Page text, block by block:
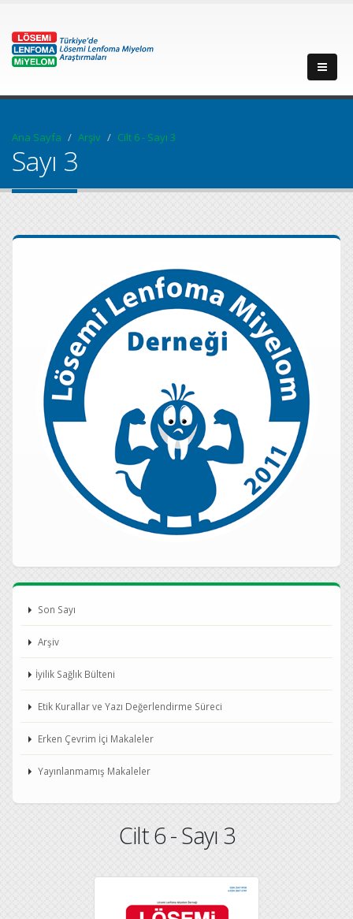
Ana Sayfa Arşiv Cilt 6 - Sayı 3
Sayı 3
Son Sayı
Arşiv
İyilik Sağlık Bülteni
Etik Kurallar ve Yazı Değerlendirme Süreci
Erken Çevrim İçi Makaleler
Yayınlanmamış Makaleler
Cilt 6 - Sayı 3